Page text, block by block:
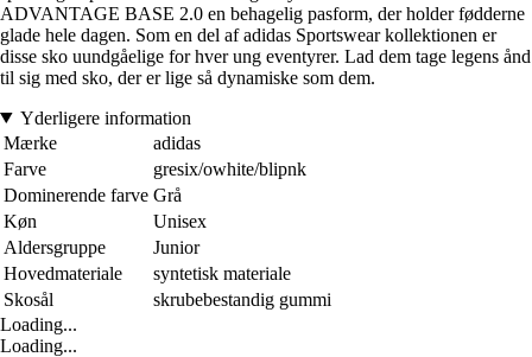
ADVANTAGE BASE 2.0 en behagelig pasform, der holder fødderne
glade hele dagen. Som en del af adidas Sportswear kollektionen er
disse sko uundgåelige for hver ung eventyrer. Lad dem tage legens ånd
til sig med sko, der er lige så dynamiske som dem.
Yderligere information
Mærke
adidas
Farve
gresix/owhite/blipnk
Dominerende farve Grå
Køn
Unisex
Aldersgruppe
Junior
Hovedmateriale
syntetisk materiale
Skosål
skrubebestandig gummi
Loading...
Loading...